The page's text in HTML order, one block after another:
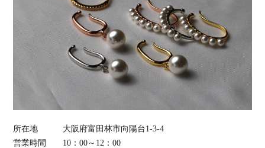
所在地
大阪府富田林市向陽台1-3-4
営業時間
10：00～12：00